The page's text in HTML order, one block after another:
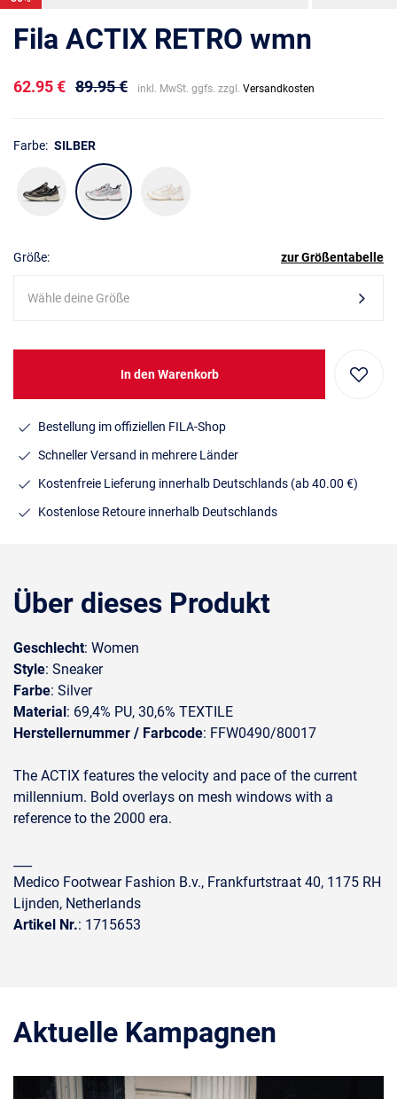
Fila ACTIX RETRO wmn
62.95 € 89.95 € inkl. MwSt. ggfs. zzgl. Versandkosten
Farbe: SILBER
Größe: zur Größentabelle
Wähle deine Größe
In den Warenkorb
Bestellung im offiziellen FILA-Shop
Schneller Versand in mehrere Länder
Kostenfreie Lieferung innerhalb Deutschlands (ab 40.00 €)
Kostenlose Retoure innerhalb Deutschlands
Über dieses Produkt
Geschlecht: Women
Style: Sneaker
Farbe: Silver
Material: 69,4% PU, 30,6% TEXTILE
Herstellernummer / Farbcode: FFW0490/80017
The ACTIX features the velocity and pace of the current
millennium. Bold overlays on mesh windows with a
reference to the 2000 era.
Medico Footwear Fashion B.v., Frankfurtstraat 40, 1175 RH
Lijnden, Netherlands
Artikel Nr.: 1715653
Aktuelle Kampagnen